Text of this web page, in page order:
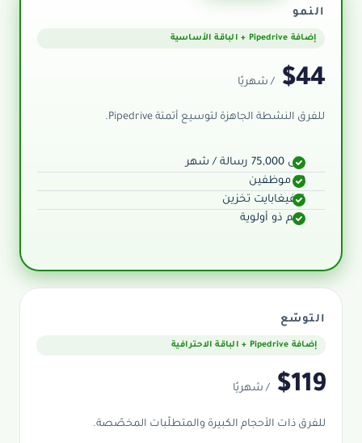
النمو
إضافة Pipedrive + الباقة الأساسية
$44 / شهريًا
للفرق النشطة الجاهزة لتوسيع أتمتة Pipedrive.
حتى 75,000 رسالة / شهر
10 موظفين
5 غيغابايت تخزين
دعم ذو أولوية
التوسّع
إضافة Pipedrive + الباقة الاحترافية
$119 / شهريًا
للفرق ذات الأحجام الكبيرة والمتطلّبات المخصّصة.